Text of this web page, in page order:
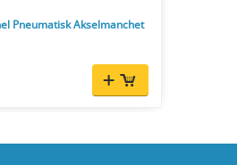
Pneumatisk Akselmanchet